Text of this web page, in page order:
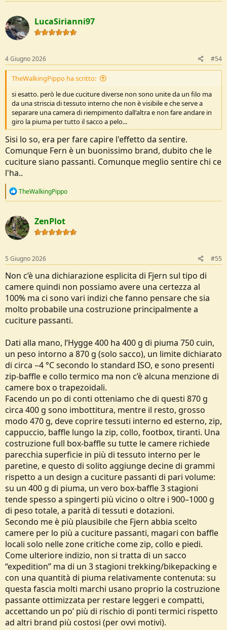
LucaSirianni97
4 Giugno 2026 #54
TheWalkingPippo ha scritto:
si esatto. però le due cuciture diverse non sono unite da un filo ma
da una striscia di tessuto interno che non è visibile e che serve a
separare una camera di riempimento dall'altra e non fare andare in
giro la piuma per tutto il sacco a pelo...
Sisi lo so, era per fare capire l'effetto da sentire.
Comunque Fern è un buonissimo brand, dubito che le
cuciture siano passanti. Comunque meglio sentire chi ce
l'ha..
R
c
t
i
o
s
:
TheWalkingPippo
ZenPlot
5 Giugno 2026 #55
Non c’è una dichiarazione esplicita di Fjern sul tipo di
camere quindi non possiamo avere una certezza al
100% ma ci sono vari indizi che fanno pensare che sia
molto probabile una costruzione principalmente a
cuciture passanti.
Dati alla mano, l’Hygge 400 ha 400 g di piuma 750 cuin,
un peso intorno a 870 g (solo sacco), un limite dichiarato
di circa −4 °C secondo lo standard ISO, e sono presenti
zip‑baffle e collo termico ma non c’è alcuna menzione di
camere box o trapezoidali.
Facendo un po di conti otteniamo che di questi 870 g
circa 400 g sono imbottitura, mentre il resto, grosso
modo 470 g, deve coprire tessuti interno ed esterno, zip,
cappuccio, baffle lungo la zip, collo, footbox, tiranti. Una
costruzione full box‑baffle su tutte le camere richiede
parecchia superficie in più di tessuto interno per le
paretine, e questo di solito aggiunge decine di grammi
rispetto a un design a cuciture passanti di pari volume:
su un 400 g di piuma, un vero box‑baffle 3 stagioni
tende spesso a spingerti più vicino o oltre i 900–1000 g
di peso totale, a parità di tessuti e dotazioni.
Secondo me è più plausibile che Fjern abbia scelto
camere per lo più a cuciture passanti, magari con baffle
locali solo nelle zone critiche come zip, collo e piedi.
Come ulteriore indizio, non si tratta di un sacco
“expedition” ma di un 3 stagioni trekking/bikepacking e
con una quantità di piuma relativamente contenuta: su
questa fascia molti marchi usano proprio la costruzione
passante ottimizzata per restare leggeri e compatti,
accettando un po’ più di rischio di ponti termici rispetto
ad altri brand più costosi (per ovvi motivi).